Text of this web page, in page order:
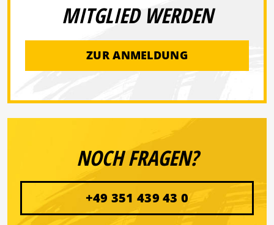
MITGLIED WERDEN
ZUR ANMELDUNG
NOCH FRAGEN?
+49 351 439 43 0